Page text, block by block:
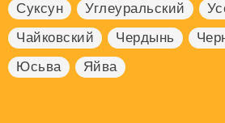
Суксун
Углеуральский
Чайковский
Чердынь
Юсьва
Яйва